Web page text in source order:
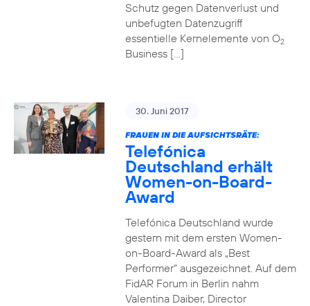
Schutz gegen Datenverlust und
unbefugten Datenzugriff
essentielle Kernelemente von O2
Business […]
30. Juni 2017
FRAUEN IN DIE AUFSICHTSRÄTE:
Telefónica
Deutschland erhält
Women-on-Board-
Award
Telefónica Deutschland wurde
gestern mit dem ersten Women-
on-Board-Award als „Best
Performer“ ausgezeichnet. Auf dem
FidAR Forum in Berlin nahm
Valentina Daiber, Director